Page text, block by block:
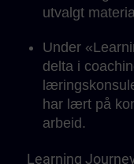
utvalgt
Under
delta i
har lært på
arbeid.
Learning